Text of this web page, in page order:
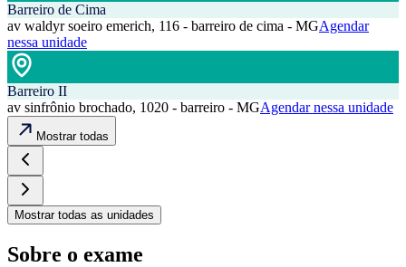
Barreiro de Cima
av waldyr soeiro emerich, 116 - barreiro de cima - MGAgendar
nessa unidade
Barreiro II
av sinfrônio brochado, 1020 - barreiro - MGAgendar nessa unidade
Mostrar todas
Mostrar todas as unidades
Sobre o exame